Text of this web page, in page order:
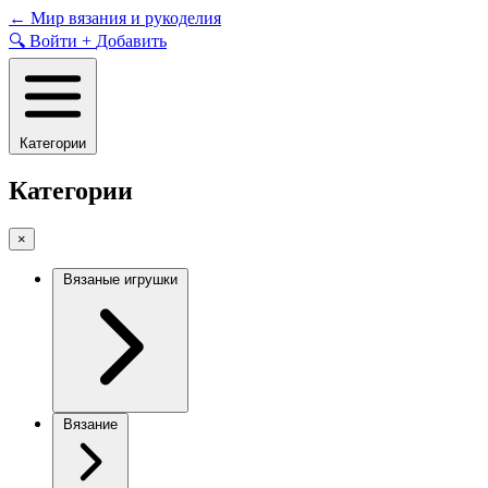
Skip
to
content
← Мир вязания и рукоделия
🔍 Войти + Добавить
Категории
Категории
×
Вязаные игрушки
Вязание